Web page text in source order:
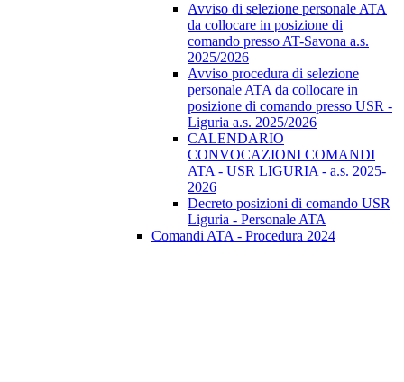
Avviso di selezione personale ATA
da collocare in posizione di
comando presso AT-Savona a.s.
2025/2026
Avviso procedura di selezione
personale ATA da collocare in
posizione di comando presso USR -
Liguria a.s. 2025/2026
CALENDARIO
CONVOCAZIONI COMANDI
ATA - USR LIGURIA - a.s. 2025-
2026
Decreto posizioni di comando USR
Liguria - Personale ATA
Comandi ATA - Procedura 2024